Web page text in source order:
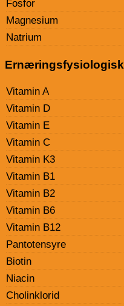
Fosfor
Magnesium
Natrium
Vitamin A
Vitamin D
Vitamin E
Vitamin C
Vitamin K3
Vitamin B1
Vitamin B2
Vitamin B6
Vitamin B12
Pantotensyre
Biotin
Niacin
Cholinklorid